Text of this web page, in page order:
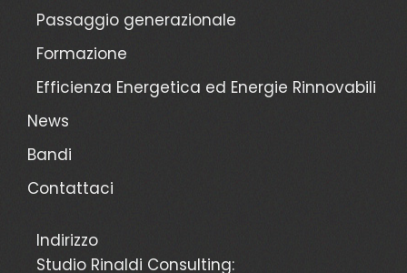
Passaggio generazionale
Formazione
Efficienza Energetica ed Energie Rinnovabili
News
Bandi
Contattaci
Indirizzo
Studio Rinaldi Consulting: